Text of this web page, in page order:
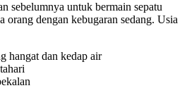
sebelumnya untuk bermain sepatu
orang dengan kebugaran sedang. Usia
hangat dan kedap air